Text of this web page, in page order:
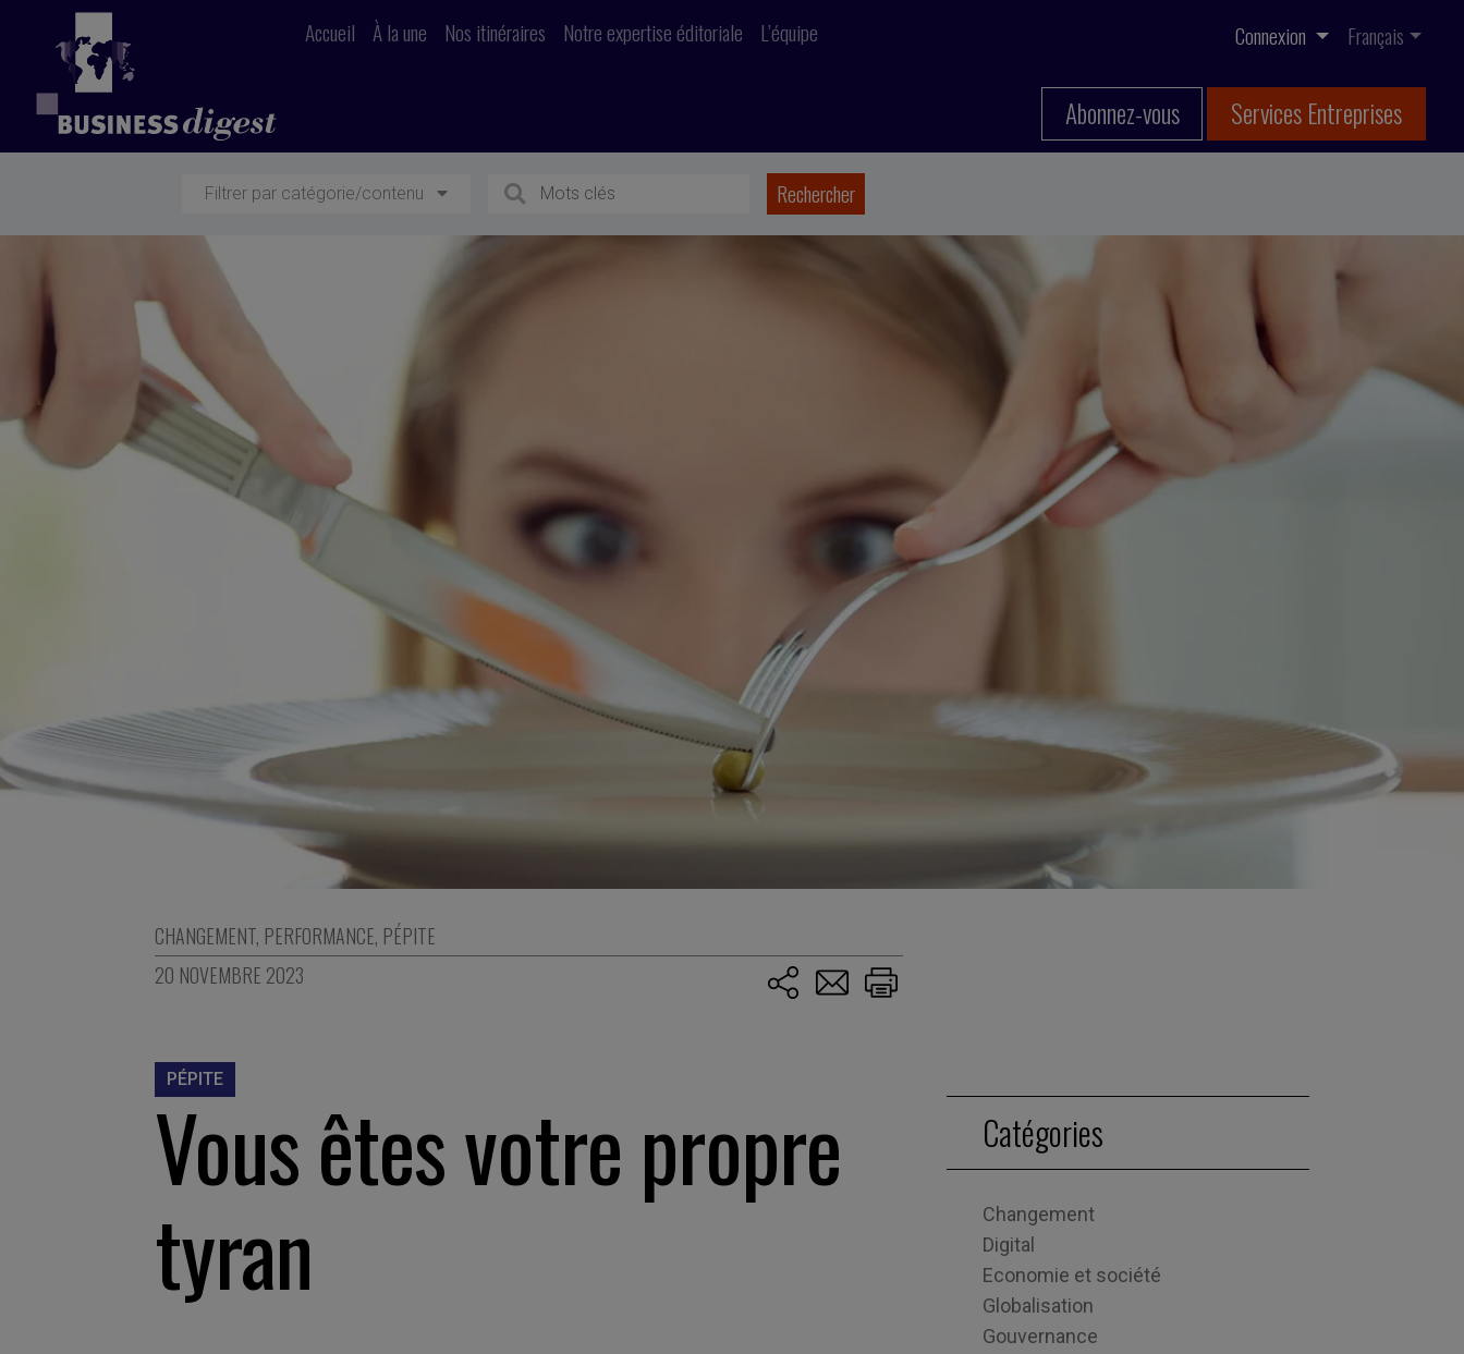
Accueil À la une Nos itinéraires Notre expertise éditoriale L’équipe Connexion Français
Abonnez-vous Services Entreprises
Filtrer par catégorie/contenu
CHANGEMENT, PERFORMANCE, PÉPITE
20 NOVEMBRE 2023
PÉPITE
Vous êtes votre propre
tyran
Catégories
Changement
Digital
Economie et société
Globalisation
Gouvernance